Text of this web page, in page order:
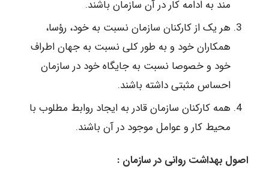
مند به ادامه کار در آن سازمان باشند.
هر یک از کارکنان سازمان نسبت به خود، رؤسا،
همکاران خود و به طور کلی نسبت به جهان اطراف
خود و خصوصا نسبت به جایگاه خود در سازمان
احساس مثبتی داشته باشند.
همه کارکنان سازمان قادر به ایجاد روابط مطلوب با
محیط کار و عوامل موجود در آن باشند.
اصول بهداشت روانی در سازمان :